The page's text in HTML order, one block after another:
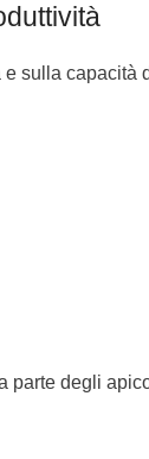
sulla
parte degli